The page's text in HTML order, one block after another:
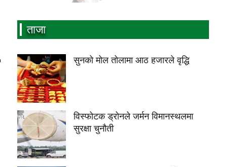
ताजा
सुनको मोल तोलामा आठ हजारले वृद्धि
विस्फोटक ड्रोनले जर्मन विमानस्थलमा
सुरक्षा चुनौती